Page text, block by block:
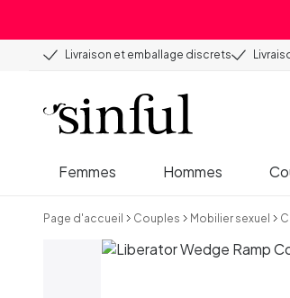
Livraison et emballage discrets
Femmes Hommes
Page d'accueil Couples Mobilier sexuel